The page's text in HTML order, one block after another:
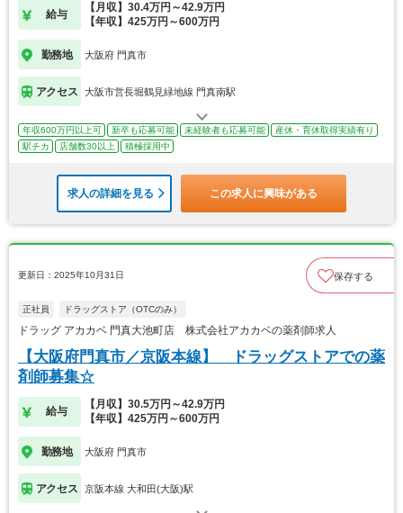
給与
【月収】30.4万円～42.9万円
【年収】425万円～600万円
勤務地 大阪府 門真市
アクセス 大阪市営長堀鶴見緑地線 門真南駅
年収600万円以上可 新卒も応募可能 未経験者も応募可能
産休・育休取得実績有り
駅チカ
店舗数30以上 積極採用中
求人の詳細を見る この求人に興味がある
更新日：2025年10月31日 保存する
正社員 ドラッグストア（OTCのみ）
ドラッグ アカカベ 門真大池町店 株式会社アカカベの薬剤師求人
【大阪府門真市／京阪本線】 ドラッグストアでの薬
剤師募集☆
給与
【月収】30.5万円～42.9万円
【年収】425万円～600万円
勤務地 大阪府 門真市
アクセス 京阪本線 大和田(大阪)駅